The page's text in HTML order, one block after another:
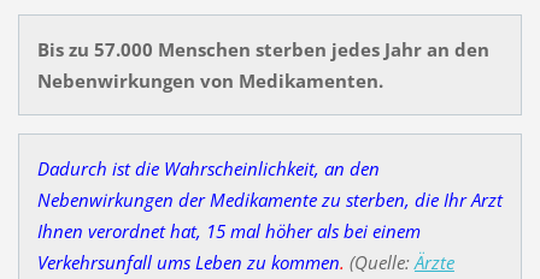
Bis zu 57.000 Menschen sterben jedes Jahr an den
Nebenwirkungen von Medikamenten.
Dadurch ist die Wahrscheinlichkeit, an den
Nebenwirkungen der Medikamente zu sterben, die Ihr Arzt
Ihnen verordnet hat, 15 mal höher als bei einem
Verkehrsunfall ums Leben zu kommen. (Quelle: Ärzte